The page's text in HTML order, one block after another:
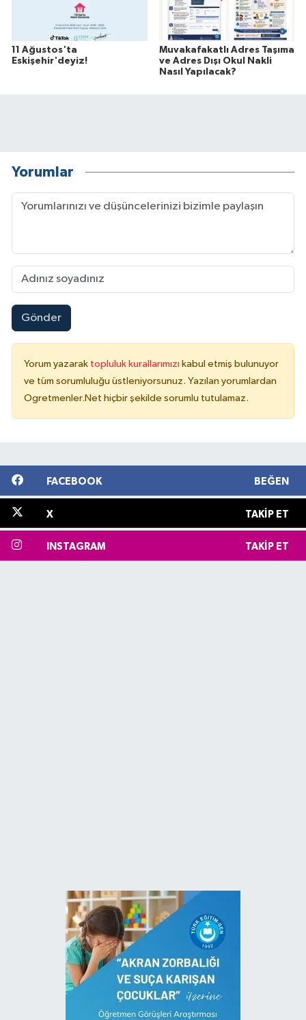
11 Ağustos'ta
Eskişehir'deyiz!
Muvakafakatlı Adres Taşıma
ve Adres Dışı Okul Nakli
Nasıl Yapılacak?
Yorumlar
Gönder
Yorum yazarak topluluk kurallarımızı kabul etmiş bulunuyor
ve tüm sorumluluğu üstleniyorsunuz. Yazılan yorumlardan
Ogretmenler.Net hiçbir şekilde sorumlu tutulamaz.
FACEBOOK BEĞEN
X TAKIP ET
INSTAGRAM TAKIP ET